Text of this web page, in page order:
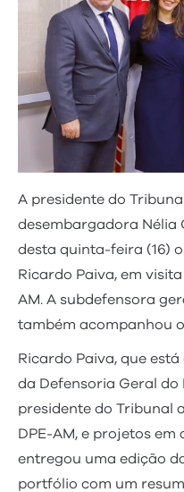
A presidente do
desembargadora Nélia
desta quinta-feira (16)
Ricardo Paiva, em
AM. A subdefensora
também acompanhou
Ricardo Paiva, que
da Defensoria Geral do
presidente do Tribunal
DPE-AM, e projetos em
entregou uma edição
portfólio com um